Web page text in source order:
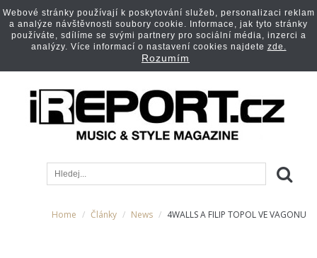
Home Články News 4WALLS A FILIP TOPOL VE VAGONU
Webové stránky používají k poskytování služeb, personalizaci reklam
a analýze návštěvnosti soubory cookie. Informace, jak tyto stránky
používáte, sdílíme se svými partnery pro sociální média, inzerci a
analýzy. Více informací o nastavení cookies najdete zde.
Rozumím